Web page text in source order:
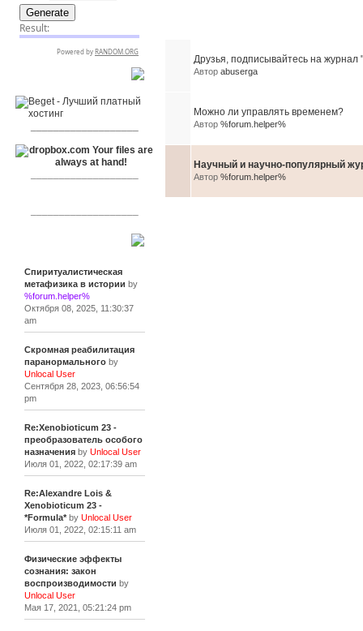
Спиритуалистическая
метафизика в истории by
%forum.helper%
Октября 08, 2025, 11:30:37
am
Скромная реабилитация
паранормальногоby
Unlocal User
Сентября 28, 2023, 06:56:54
pm
Re:Xenobioticum 23 -
преобразователь особого
назначенияby Unlocal User
Июля 01, 2022, 02:17:39 am
Re:Alexandre Lois &
Xenobioticum 23 -
*Formula*by Unlocal User
Июля 01, 2022, 02:15:11 am
Физические эффекты
сознания: закон
воспроизводимости by
Unlocal User
Мая 17, 2021, 05:21:24 pm
Друзья, подписывайтесь на журнал
Автор abuserga
Можно ли управлять временем?
Автор %forum.helper%
Научный и научно-популярный
Автор %forum.helper%